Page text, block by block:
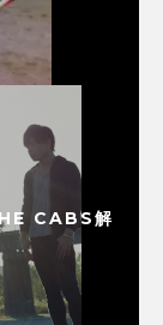
CABS解